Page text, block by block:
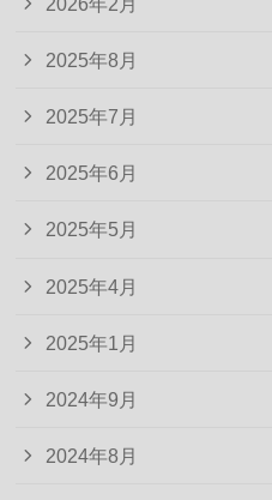
2025年8月
2025年7月
2025年6月
2025年5月
2025年4月
2025年1月
2024年9月
2024年8月